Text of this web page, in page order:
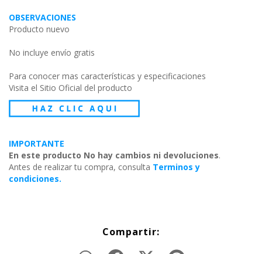
OBSERVACIONES
Producto nuevo
No incluye envío gratis
Para conocer mas características y especificaciones
Visita el Sitio Oficial del producto
IMPORTANTE
En este producto No hay cambios ni devoluciones.
Antes de realizar tu compra, consulta Terminos y
condiciones.
Compartir: